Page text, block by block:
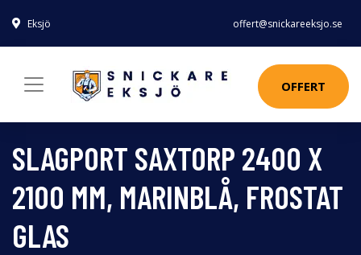
Eksjö offert@snickareeksjo.se
OFFERT
SLAGPORT SAXTORP 2400 X
2100 MM, MARINBLÅ, FROSTAT
GLAS